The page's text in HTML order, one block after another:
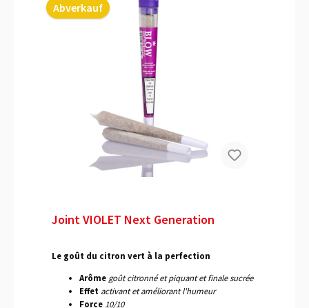
Abverkauf
Joint VIOLET Next Generation
Le goût du citron vert à la perfection
Arôme goût citronné et piquant et finale sucrée
Effet activant et améliorant l'humeur
Force 10/10